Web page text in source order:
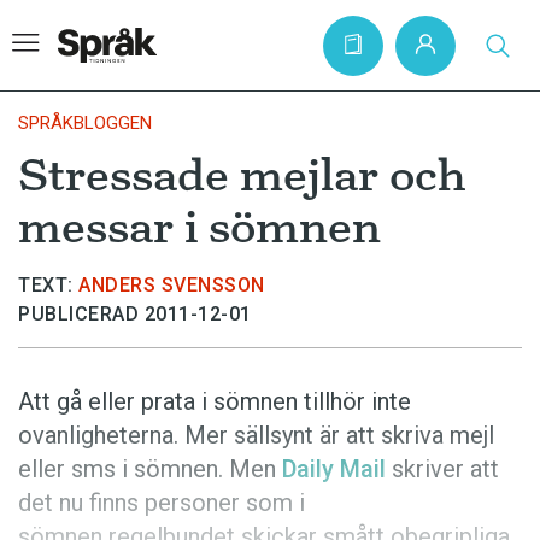
Hem
Artiklar
Krönikor
Språkfrågor
Bokrecensioner
Kviss
Podden
SPRÅKBLOGGEN
Stressade mejlar och
messar i sömnen
TEXT: ANDERS SVENSSON
PUBLICERAD 2011-12-01
Att gå eller prata i sömnen tillhör inte
ovanligheterna. Mer sällsynt är att skriva mejl
eller sms i sömnen. Men Daily Mail skriver att
det nu finns personer som i